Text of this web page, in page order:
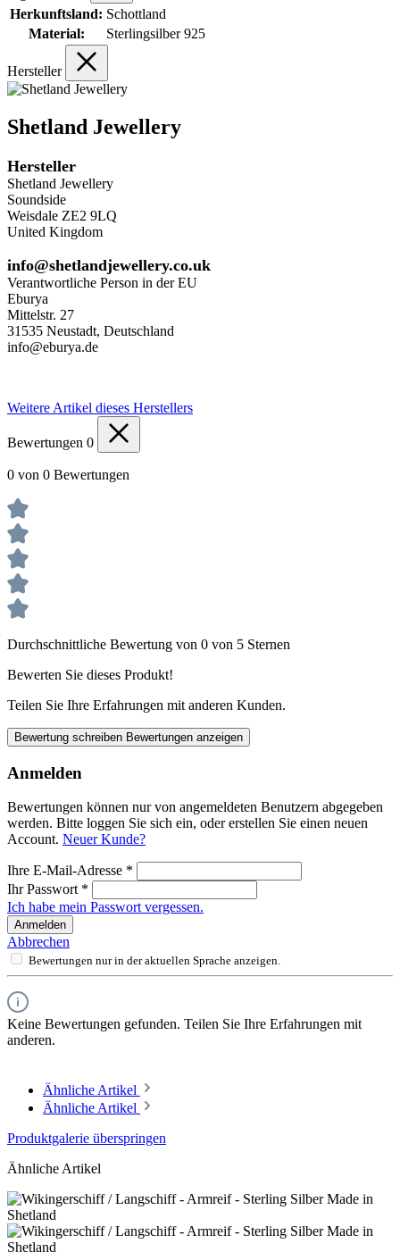
Herkunftsland: Schottland
Material:
Sterlingsilber 925
Hersteller
Shetland Jewellery
Hersteller
Shetland Jewellery
Soundside
Weisdale ZE2 9LQ
United Kingdom
info@shetlandjewellery.co.uk
Verantwortliche Person in der EU
Eburya
Mittelstr. 27
31535 Neustadt, Deutschland
info@eburya.de
Weitere Artikel dieses Herstellers
Bewertungen 0
0 von 0 Bewertungen
Durchschnittliche Bewertung von 0 von 5 Sternen
Bewerten Sie dieses Produkt!
Teilen Sie Ihre Erfahrungen mit anderen Kunden.
Bewertung schreiben Bewertungen anzeigen
Anmelden
Bewertungen können nur von angemeldeten Benutzern abgegeben
werden. Bitte loggen Sie sich ein, oder erstellen Sie einen neuen
Account. Neuer Kunde?
Ihre E-Mail-Adresse *
Ihr Passwort *
Ich habe mein Passwort vergessen.
Anmelden
Abbrechen
Bewertungen nur in der aktuellen Sprache anzeigen.
Keine Bewertungen gefunden. Teilen Sie Ihre Erfahrungen mit
anderen.
Ähnliche Artikel
Ähnliche Artikel
Produktgalerie überspringen
Ähnliche Artikel